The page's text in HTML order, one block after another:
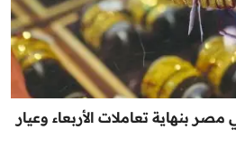
بنهاية تعاملات الأربعاء وعيار